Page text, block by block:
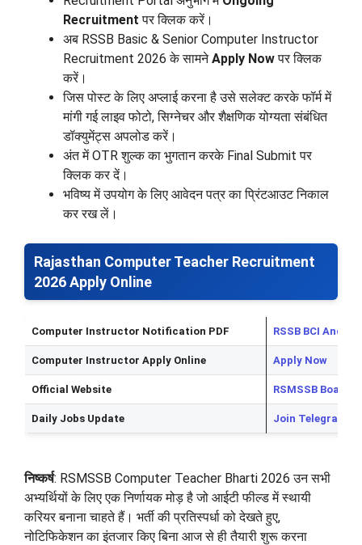
Recruitment पर क्लिक करें।
अब RSSB Basic & Senior Computer Instructor
Recruitment 2026 के सामनेApply Nowपर क्लिक
करें।
जिस पोस्ट के लिए अप्लाई करना है उसे सलेक्ट करके फॉर्म में
मांगी गई लाइव फोटो, सिग्नेचर और शैक्षणिक योग्यता संबंधित
डॉक्युमेंट्स अपलोड करें।
अंत में OTR शुल्क का भुगतान करके Final Submit पर
क्लिक कर दें।
भविष्य में उपयोग के लिए आवेदन पत्र का प्रिंटआउट निकाल
कर रख लें।
Rajasthan Computer Teacher Recruitment
2026 Apply Online
Computer Instructor Notification PDF RSSB BCI And
Computer Instructor Apply Online Apply Now
Official Website RSMSSB Board
Daily Jobs Update Join Telegram
निष्कर्ष: RSMSSB Computer Teacher Bharti 2026 उन सभी
अभ्यर्थियों के लिए एक निर्णायक मोड़ है जो आईटी फील्ड में स्थायी
करियर बनाना चाहते हैं। भर्ती की प्रतिस्पर्धा को देखते हुए,
नोटिफिकेशन का इंतजार किए बिना आज से ही तैयारी शुरू करना